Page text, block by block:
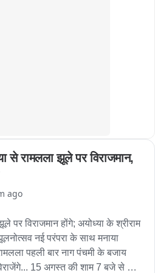
की पूर्ति के लिए प्रार्थना की。
से रामलला झूले पर विराजमान,
ago
पर विराजमान होंगे; अयोध्या के श्रीराम
नई परंपरा के साथ मनाया
पहली बार नाग पंचमी के बजाय
15 अगस्त की शाम 7 बजे से